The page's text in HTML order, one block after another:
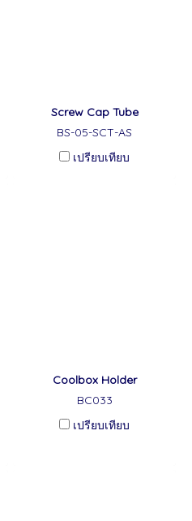
Screw Cap Tube
BS-05-SCT-AS
เปรียบเทียบ
Coolbox Holder
BC033
เปรียบเทียบ